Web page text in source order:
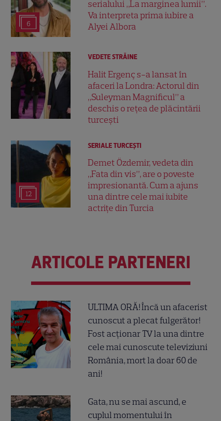
6
serialului „La marginea lumii”.
Va interpreta prima iubire a
Alyei Albora
VEDETE STRĂINE
Halit Ergenç s-a lansat în
afaceri la Londra: Actorul din
„Suleyman Magnificul” a
deschis o rețea de plăcintării
turcești
12
SERIALE TURCEŞTI
Demet Özdemir, vedeta din
„Fata din vis”, are o poveste
impresionantă. Cum a ajuns
una dintre cele mai iubite
actrițe din Turcia
ARTICOLE PARTENERI
ULTIMA ORĂ! Încă un afacerist
cunoscut a plecat fulgerător!
Fost acționar TV la una dintre
cele mai cunoscute televiziuni
România, mort la doar 60 de
ani!
Gata, nu se mai ascund, e
cuplul momentului în